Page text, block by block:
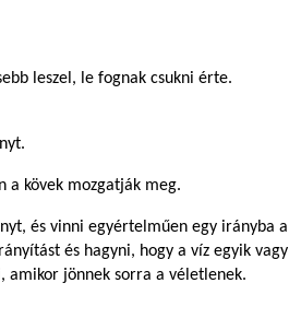
leszel, le fognak csukni érte.
a kövek mozgatják meg.
és vinni egyértelműen egy irányba a
és hagyni, hogy a víz egyik
amikor jönnek sorra a véletlenek.